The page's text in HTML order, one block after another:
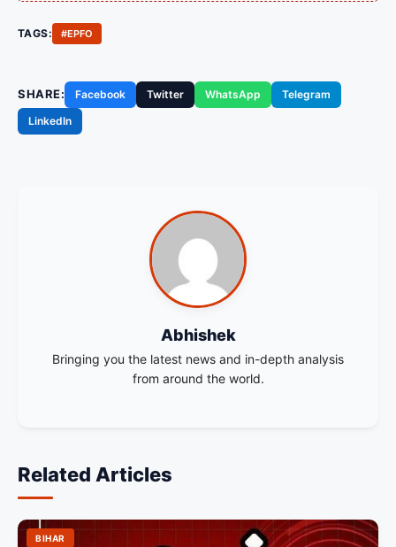
TAGS: #EPFO
SHARE: Facebook Twitter WhatsApp
Telegram
LinkedIn
Abhishek
Bringing you the latest news and in-depth analysis
from around the world.
Related Articles
BIHAR